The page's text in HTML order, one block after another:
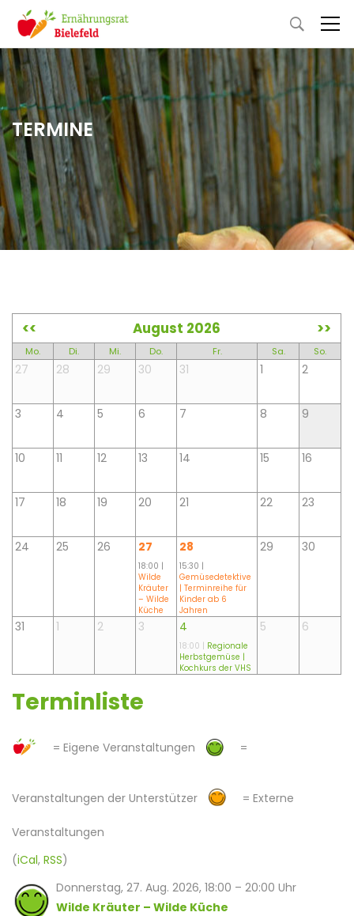
TERMINE
<< August 2026 >>
Mo. Di. Mi. Do. Fr. Sa. So.
27 28 29 30 31 1 2
3 4 5 6 7 8 9
10 11 12 13 14 15 16
17 18 19 20 21 22 23
24 25 26 27
18:00 |
Wilde
Kräuter
– Wilde
Küche
28
15:30 |
Gemüsedetektive
| Terminreihe für
Kinder ab 6
Jahren
29 30
31 1 2 3 4
18:00 | Regionale
Herbstgemüse |
Kochkurs der VHS
5 6
Terminliste
= Eigene Veranstaltungen =
Veranstaltungen der Unterstützer = Externe
Veranstaltungen
(iCal, RSS)
Donnerstag, 27. Aug. 2026, 18:00 – 20:00 Uhr
Wilde Kräuter – Wilde Küche